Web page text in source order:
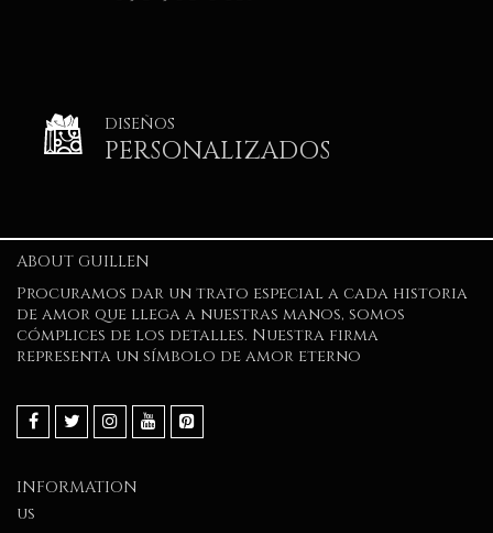
DISEÑOS
PERSONALIZADOS
ABOUT GUILLEN
Procuramos dar un trato especial a cada historia
de amor que llega a nuestras manos, somos
cómplices de los detalles. Nuestra firma
representa un símbolo de amor eterno
INFORMATION
us